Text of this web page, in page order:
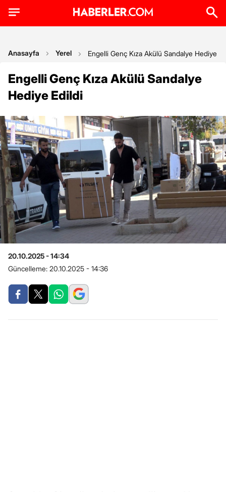
Anasayfa Yerel Engelli Genç Kıza Akülü Sandalye Hediye
Engelli Genç Kıza Akülü Sandalye
Hediye Edildi
20.10.2025 - 14:34
Güncelleme: 20.10.2025 - 14:36